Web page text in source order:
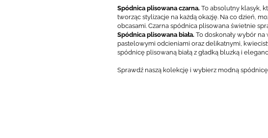
Spódnica plisowana czarna. To absolutny klasyk,
tworząc stylizacje na każdą okazję. Na co dzień,
obcasami. Czarna spódnica plisowana świetnie
Spódnica plisowana biała. To doskonały wybór
pastelowymi odcieniami oraz delikatnymi,
spódnicę plisowaną białą z gładką bluzką i
Sprawdź naszą kolekcję i wybierz modną